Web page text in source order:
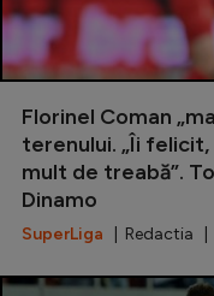
Florinel Coman
terenului. „Îi felicit,
mult de treabă”.
Dinamo
SuperLiga | Redactia |